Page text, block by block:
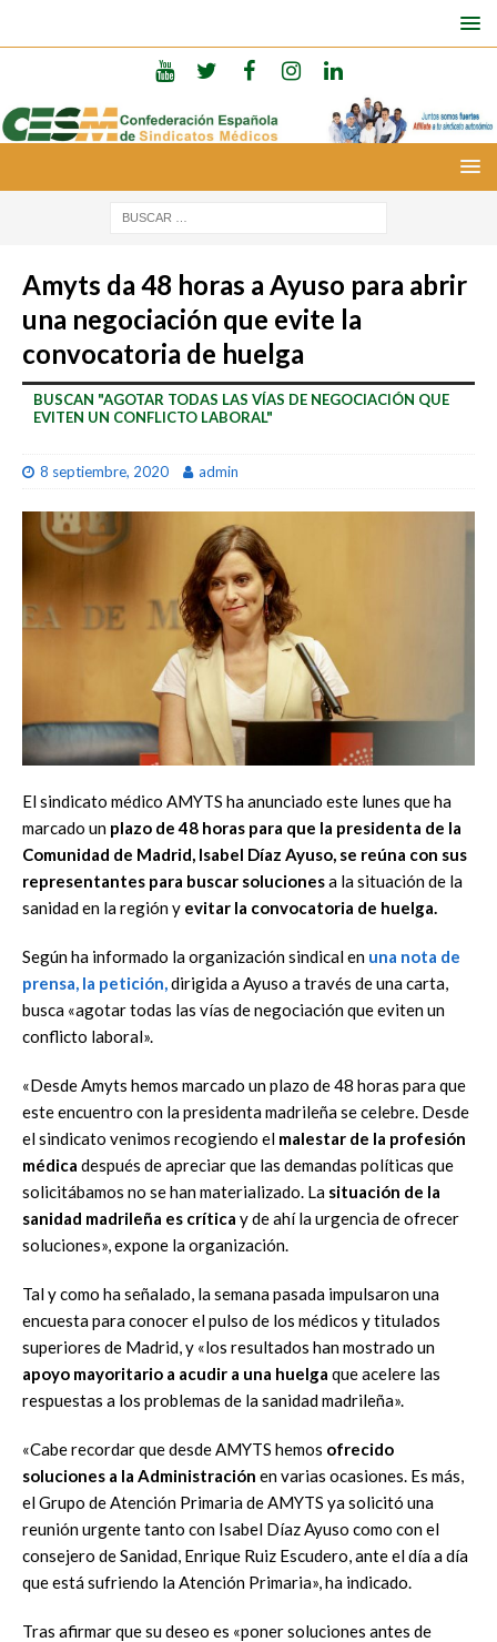
Amyts da 48 horas a Ayuso para abrir
una negociación que evite la
convocatoria de huelga
BUSCAN "AGOTAR TODAS LAS VÍAS DE NEGOCIACIÓN QUE
EVITEN UN CONFLICTO LABORAL"
8 septiembre, 2020 admin
El sindicato médico AMYTS ha anunciado este lunes que ha
marcado un plazo de 48 horas para que la presidenta de la
Comunidad de Madrid, Isabel Díaz Ayuso, se reúna con sus
representantes para buscar solucionesa la situación de la
sanidad en la región y evitar la convocatoria de huelga.
Según ha informado la organización sindical en una nota de
prensa, la petición,dirigida a Ayuso a través de una carta,
busca «agotar todas las vías de negociación que eviten un
conflicto laboral».
«Desde Amyts hemos marcado un plazo de 48 horas para que
este encuentro con la presidenta madrileña se celebre. Desde
el sindicato venimos recogiendo el malestar de la profesión
médica después de apreciar que las demandas políticas que
solicitábamos no se han materializado. La situación de la
sanidad madrileña es crítica y de ahí la urgencia de ofrecer
soluciones», expone la organización.
Tal y como ha señalado, la semana pasada impulsaron una
encuesta para conocer el pulso de los médicos y titulados
superiores de Madrid, y «los resultados han mostrado un
apoyo mayoritario a acudir a una huelga que acelere las
respuestas a los problemas de la sanidad madrileña».
«Cabe recordar que desde AMYTS hemos ofrecido
soluciones a la Administración en varias ocasiones. Es más,
el Grupo de Atención Primaria de AMYTS ya solicitó una
reunión urgente tanto con Isabel Díaz Ayuso como con el
consejero de Sanidad, Enrique Ruiz Escudero, ante el día a día
que está sufriendo la Atención Primaria», ha indicado.
Tras afirmar que su deseo es «poner soluciones antes de